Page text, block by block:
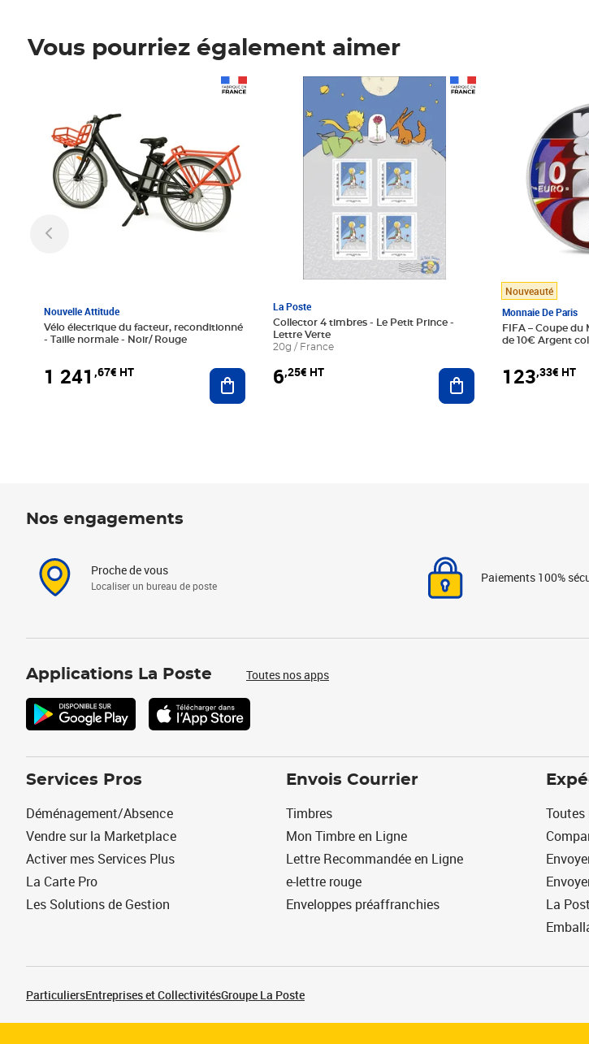
Vous pourriez également aimer
Nouvelle Attitude
Vélo électrique du facteur, reconditionné
- Taille normale - Noir/ Rouge
1 241 ,67€ HT Ajouter au panier
La Poste
Collector 4 timbres - Le Petit Prince -
Lettre Verte
20g / France
6,25€ HT
Prix 6,25€ HT
Ajouter au panier
Nouveauté
Monnaie De Paris
FIFA – Coupe du
de 10€ Argent
123,33€ HT
Nos engagements
Proche de vous
Localiser un bureau de poste
Paiements 100%
Applications La Poste Toutes nos apps
Services Pros
Déménagement/Absence
Vendre sur la Marketplace
Activer mes Services Plus
La Carte Pro
Les Solutions de Gestion
Envois Courrier
Timbres
Mon Timbre en Ligne
Lettre Recommandée en Ligne
e-lettre rouge
Enveloppes préaffranchies
La
ParticuliersEntreprises et CollectivitésGroupe La Poste